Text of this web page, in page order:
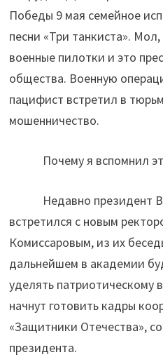
Победы 9 мая семейное
песни «Три танкиста».
военные пилотки и это
общества. Военную
пацифист встретил в
мошенничество.
Почему я вспомнил
Недавно президент
встретился с новым
Комиссаровым, из их
дальнейшем в академии
уделять патриотическому
начнут готовить кадры
«Защитники Отечества»,
президента.